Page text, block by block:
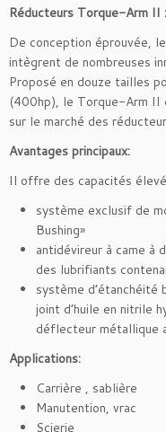
Réducteurs Torque-Arm
De conception éprouvée,
intègrent de nombreuses
Proposé en douze tailles
(400hp), le Torque-Arm II
sur le marché des
Avantages principaux:
Il offre des capacités
système exclusif de
Bushing»
antidévireur à came à
des lubrifiants
système d’étanchéité
joint d’huile en nitrile
déflecteur métallique
Applications:
Carrière , sablière
Manutention, vrac
Scierie